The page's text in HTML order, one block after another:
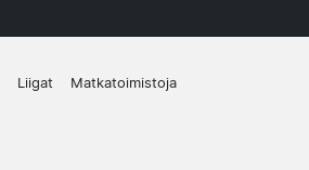
Liigat Matkatoimistoja